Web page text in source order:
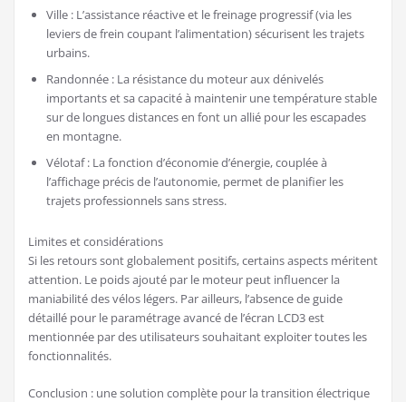
Ville : L’assistance réactive et le freinage progressif (via les
leviers de frein coupant l’alimentation) sécurisent les trajets
urbains.
Randonnée : La résistance du moteur aux dénivelés
importants et sa capacité à maintenir une température stable
sur de longues distances en font un allié pour les escapades
en montagne.
Vélotaf : La fonction d’économie d’énergie, couplée à
l’affichage précis de l’autonomie, permet de planifier les
trajets professionnels sans stress.
Limites et considérations
Si les retours sont globalement positifs, certains aspects méritent
attention. Le poids ajouté par le moteur peut influencer la
maniabilité des vélos légers. Par ailleurs, l’absence de guide
détaillé pour le paramétrage avancé de l’écran LCD3 est
mentionnée par des utilisateurs souhaitant exploiter toutes les
fonctionnalités.
Conclusion : une solution complète pour la transition électrique